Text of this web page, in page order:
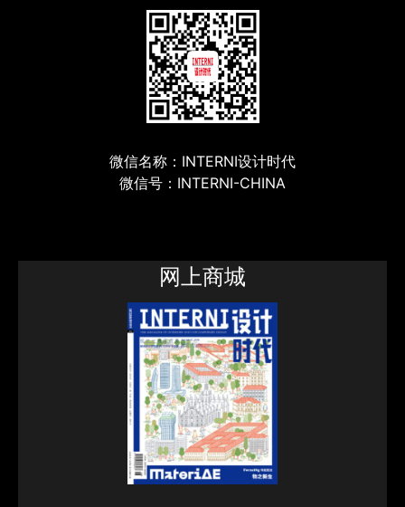
微信名称：INTERNI设计时代
微信号：INTERNI-CHINA
网上商城